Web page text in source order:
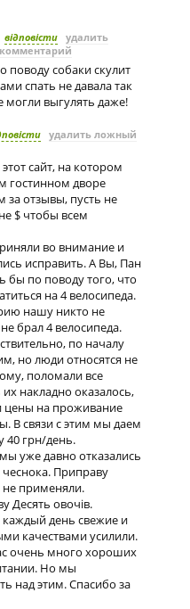
відповісти удалить
поводу собаки скулит
спать не давала так
могли выгулять даже!
удалить ложный
сайт, на котором
гостинном дворе
за отзывы, пусть не
$ чтобы всем
во внимание и
исправить. А Вы, Пан
бы по поводу того, что
на 4 велосипеда.
нашу никто не
брал 4 велосипеда.
по началу
но люди относятся не
поломали все
накладно оказалось,
цены на проживание
В связи с этим мы даем
40 грн/день.
уже давно отказались
чеснока. Приправу
применяли.
Десять овочів.
день свежие и
качествами усилили.
очень много хороших
Но мы
над этим. Спасибо за